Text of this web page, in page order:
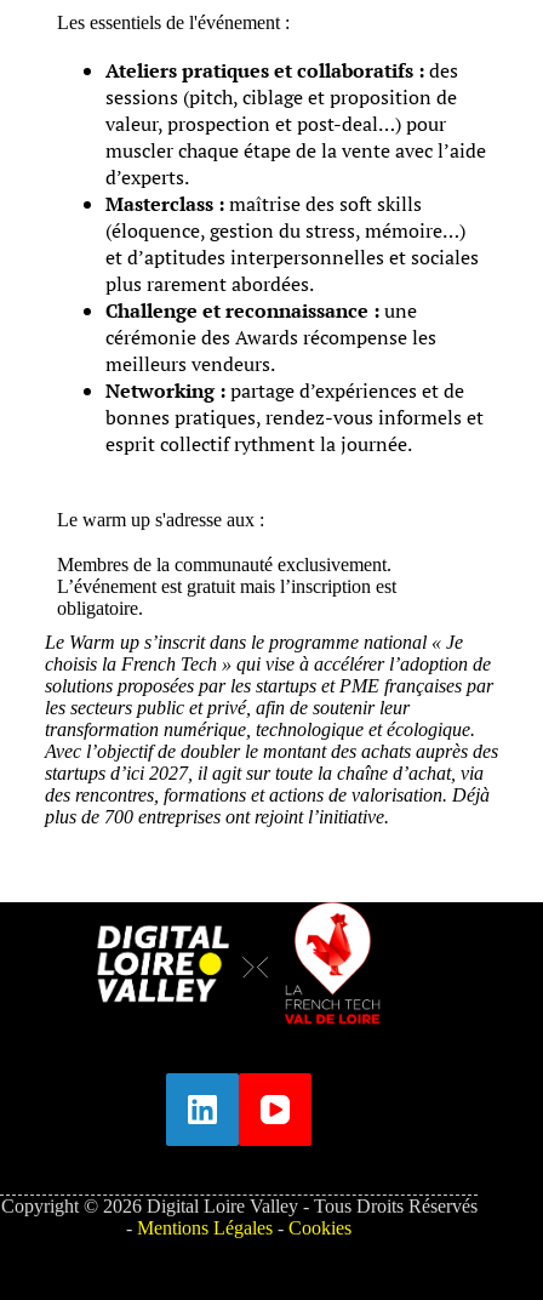
Les essentiels de l'événement :
Ateliers pratiques et collaboratifs:des
sessions (pitch, ciblage et proposition de
valeur, prospection et post-deal…) pour
muscler chaque étape de la vente avec l’aide
d’experts.
Masterclass :maîtrise des soft skills
(éloquence, gestion du stress, mémoire…)
et d’aptitudes interpersonnelles et sociales
plus rarement abordées.
Challenge et reconnaissance :une
cérémonie des Awards récompense les
meilleurs vendeurs.
Networking :partage d’expériences et de
bonnes pratiques, rendez-vous informels et
esprit collectif rythment la journée.
Le warm up s'adresse aux :
Membres de la communauté exclusivement.
L’événement est gratuit mais l’inscription est
obligatoire.
Le Warm up s’inscrit dans le programme national « Je
choisis la French Tech » qui vise à accélérer l’adoption de
solutions proposées par les startups et PME françaises par
les secteurs public et privé, afin de soutenir leur
transformation numérique, technologique et écologique.
Avec l’objectif de doubler le montant des achats auprès des
startups d’ici 2027, il agit sur toute la chaîne d’achat, via
des rencontres, formations et actions de valorisation. Déjà
plus de 700 entreprises ont rejoint l’initiative.
Copyright © 2026 Digital Loire Valley - Tous Droits Réservés
-Mentions Légales -Cookies